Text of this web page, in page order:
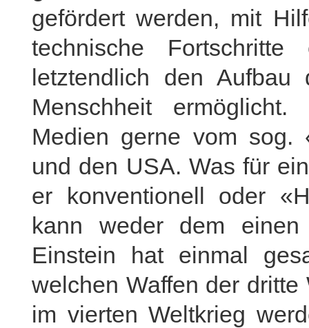
gefördert werden, mit
technische
letztendlich den Aufbau
Menschheit
Medien gerne vom sog.
und den USA. Was für
er konventionell oder
kann weder dem
Einstein hat einmal
welchen Waffen der
im vierten Weltkrieg